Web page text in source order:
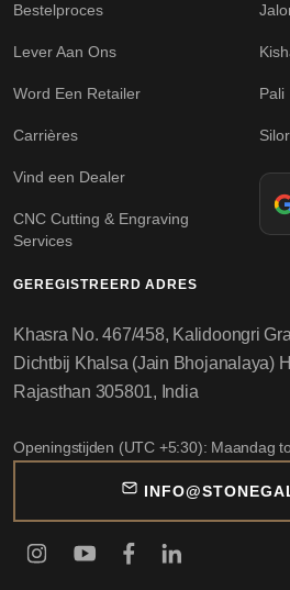
Bestelproces
Lever Aan Ons
Word Een Retailer
Carrières
Vind een Dealer
CNC Cutting & Engraving
Services
Pali
GEREGISTREERD ADRES
Khasra No. 467/458, Kalidoongri
Dichtbij Khalsa (Jain Bhojanalaya)
Rajasthan 305801, India
Openingstijden (UTC +5:30): Maandag